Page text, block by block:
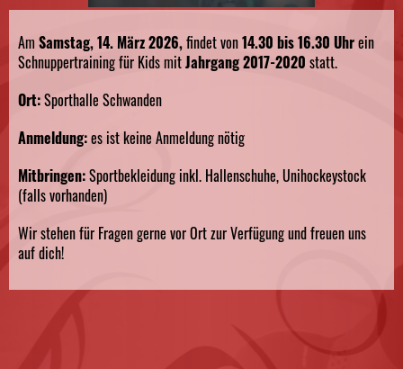
Am Samstag, 14. März 2026,findet von14.30 bis 16.30 Uhrein
Schnuppertraining für Kids mitJahrgang 2017-2020 statt.
Ort:Sporthalle Schwanden
Anmeldung:es ist keine Anmeldung nötig
Mitbringen:Sportbekleidung inkl. Hallenschuhe, Unihockeystock
(falls vorhanden)
Wir stehen für Fragen gerne vor Ort zur Verfügung und freuen uns
auf dich!